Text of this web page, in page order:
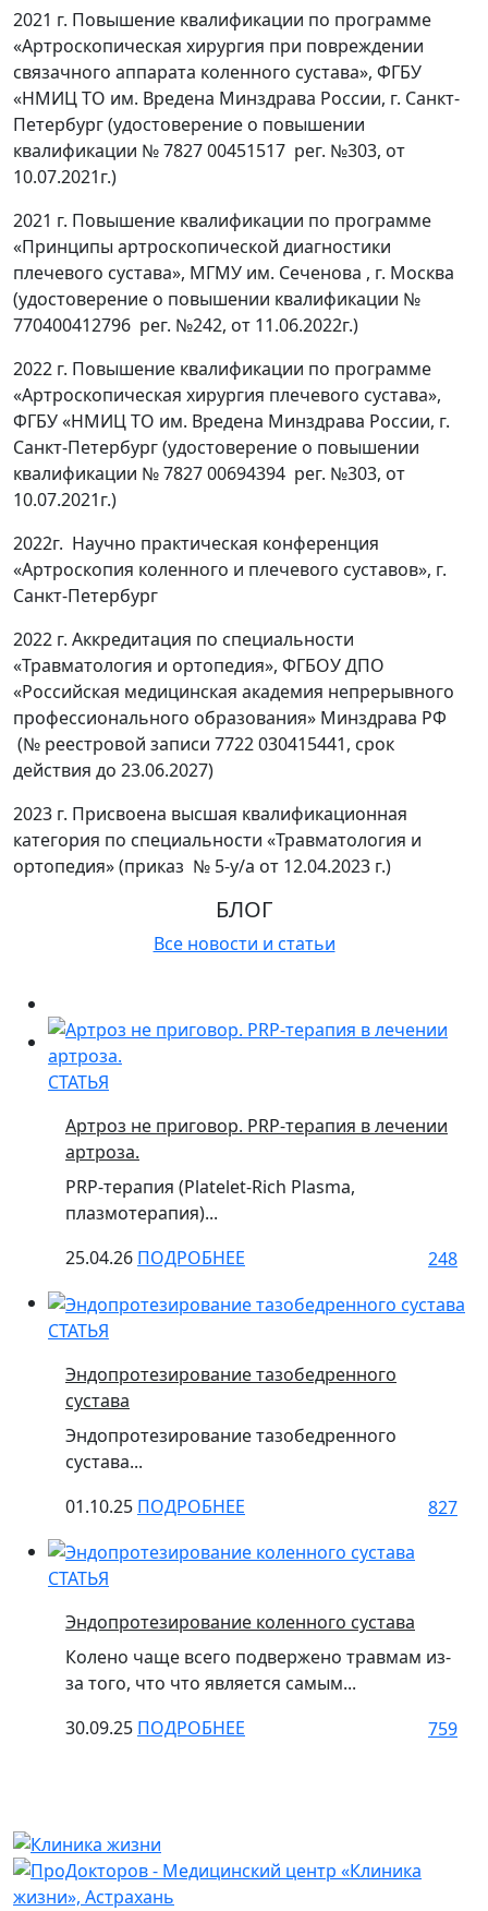
2021 г. Повышение квалификации по программе
«Артроскопическая хирургия при повреждении
связачного аппарата коленного сустава», ФГБУ
«НМИЦ ТО им. Вредена Минздрава России, г. Санкт-
Петербург (удостоверение о повышении
квалификации № 7827 00451517 рег. №303, от
10.07.2021г.)
2021 г. Повышение квалификации по программе
«Принципы артроскопической диагностики
плечевого сустава», МГМУ им. Сеченова , г. Москва
(удостоверение о повышении квалификации №
770400412796 рег. №242, от 11.06.2022г.)
2022 г. Повышение квалификации по программе
«Артроскопическая хирургия плечевого сустава»,
ФГБУ «НМИЦ ТО им. Вредена Минздрава России, г.
Санкт-Петербург (удостоверение о повышении
квалификации № 7827 00694394 рег. №303, от
10.07.2021г.)
2022г. Научно практическая конференция
«Артроскопия коленного и плечевого суставов», г.
Санкт-Петербург
2022 г. Аккредитация по специальности
«Травматология и ортопедия», ФГБОУ ДПО
«Российская медицинская академия непрерывного
профессионального образования» Минздрава РФ
(№ реестровой записи 7722 030415441, срок
действия до 23.06.2027)
2023 г. Присвоена высшая квалификационная
категория по специальности «Травматология и
ортопедия» (приказ № 5-у/а от 12.04.2023 г.)
БЛОГ
Все новости и статьи
СТАТЬЯ
Артроз не приговор. PRP-терапия в лечении
артроза.
PRP-терапия (Platelet-Rich Plasma,
плазмотерапия)...
25.04.26 ПОДРОБНЕЕ 248
СТАТЬЯ
Эндопротезирование тазобедренного
сустава
Эндопротезирование тазобедренного
сустава...
01.10.25 ПОДРОБНЕЕ 827
СТАТЬЯ
Эндопротезирование коленного сустава
Колено чаще всего подвержено травмам из-
за того, что что является самым...
30.09.25 ПОДРОБНЕЕ 759